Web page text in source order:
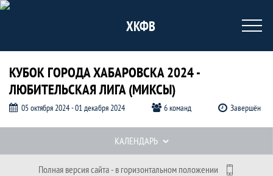
ХКФВ
КУБОК ГОРОДА ХАБАРОВСКА 2024 -
ЛЮБИТЕЛЬСКАЯ ЛИГА (МИКСЫ)
05 октября 2024 - 01 декабря 2024 6 команд Завершён
Полная версия сайта - в горизонтальном положении
КАЛЕНДАРЬ
Таблицы турнира